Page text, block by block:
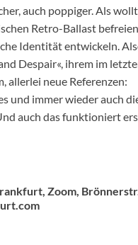
auch poppiger. Als
Retro-Ballast
Identität entwickeln.
Despair«, ihrem im
allerlei neue Referenzen:
und immer wieder auch
auch das funktioniert
Zoom,